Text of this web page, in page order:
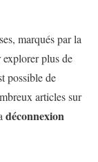
marqués par la
explorer plus de
possible de
articles sur
déconnexion